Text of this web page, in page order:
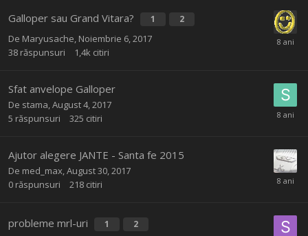
Galloper sau Grand Vitara? 1 2
De Maryusache Noiembrie 6, 2017
38 răspunsuri 1,4k citiri
Sfat anvelope Galloper
De stama August 4, 2017
5 răspunsuri 325 citiri
Ajutor alegere JANTE - Santa fe 2015
De med_max August 30, 2017
0 răspunsuri 218 citiri
probleme mrl-uri 1 2